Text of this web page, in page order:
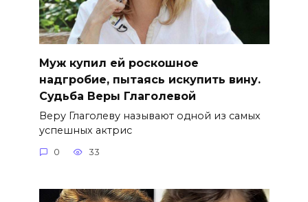
Муж купил ей роскошное
надгробие, пытаясь искупить вину.
Судьба Веры Глаголевой
Веру Глаголеву называют одной из самых
успешных актрис
0 33